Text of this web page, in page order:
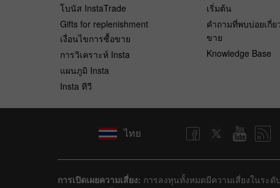
โบนัส InstaTrade
Gifts for replenishment
เงื่อนไขการซื้อขาย
การวิเคราะห์ Insta
แผนภูมิ Insta
Insta ทีวี
เริ่มต้น
คำถามที่พบบ่อยเกี่
ขาย
Knowledge Base
ไทย
การเปิดเผยความเสี่ยง: การลงทุนทั้งหมดมีความเสี่ยงในระ